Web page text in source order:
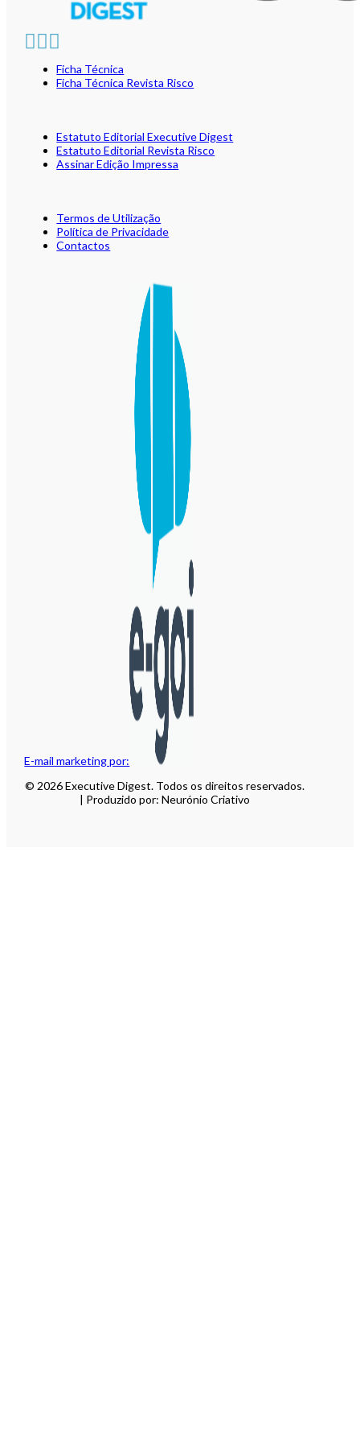
E-mail marketing por:
Ficha Técnica
Ficha Técnica Revista Risco
Estatuto Editorial Executive Digest
Estatuto Editorial Revista Risco
Assinar Edição Impressa
Termos de Utilização
Política de Privacidade
Contactos
© 2026 Executive Digest. Todos os direitos reservados.
| Produzido por: Neurónio Criativo